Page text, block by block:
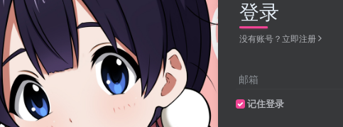
登录
没有账号？立即注册
邮箱
记住登录